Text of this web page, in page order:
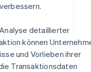
detaillierter
können
und Vorlieben ihrer
Transaktionsdaten